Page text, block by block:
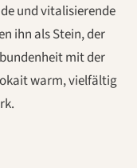
und vitalisierende
ihn als Stein, der
mit der
warm, vielfältig